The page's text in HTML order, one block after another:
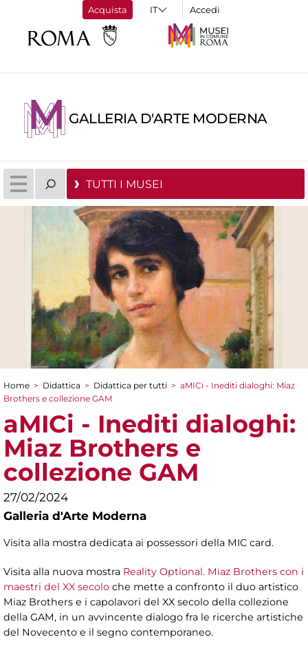
Acquista Accedi
GALLERIA D'ARTE MODERNA
TUTTI I MUSEI
Tu sei qui
Home > Didattica > Didattica per tutti > aMICi - Inediti dialoghi: Miaz
Brothers e collezione GAM
aMICi - Inediti dialoghi:
Miaz Brothers e
collezione GAM
27/02/2024
Galleria d'Arte Moderna
Visita alla mostra dedicata ai possessori della MIC card.
Visita alla nuova mostra Reality Optional. Miaz Brothers con i
maestri del XX secolo che mette a confronto il duo artistico
Miaz Brothers e i capolavori del XX secolo della collezione
della GAM, in un avvincente dialogo fra le ricerche artistiche
del Novecento e il segno contemporaneo.